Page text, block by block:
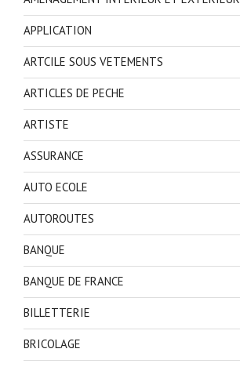
APPLICATION
ARTCILE SOUS VETEMENTS
ARTICLES DE PECHE
ARTISTE
ASSURANCE
AUTO ECOLE
AUTOROUTES
BANQUE
BANQUE DE FRANCE
BILLETTERIE
BRICOLAGE